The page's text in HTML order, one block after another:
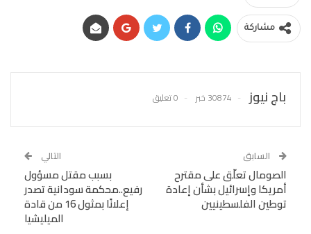
مشاركة
باج نيوز 30874 خبر 0 تعليق
السابق
الصومال تعلّق على مقترح
أمريكا وإسرائيل بشأن إعادة
توطين الفلسطينيين
التالي
بسبب مقتل مسؤول
رفيع..محكمة سودانية تصدر
إعلانًا بمثول 16 من قادة
الميليشيا